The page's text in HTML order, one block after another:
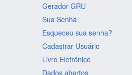
Gerador GRU
Sua Senha
Esqueceu sua senha?
Cadastrar Usuário
Livro Eletrônico
Dados abertos